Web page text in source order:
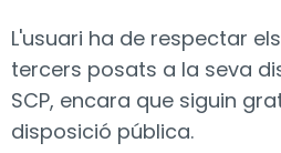
L'usuari ha de respectar
tercers posats a la seva
SCP, encara que siguin
disposició pública.